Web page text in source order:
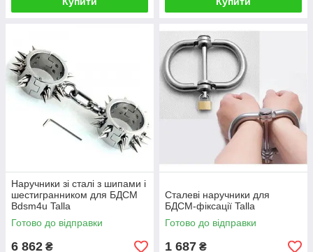
Наручники зі сталі з шипами і
шестигранником для БДСМ
Bdsm4u Talla
Готово до відправки
6 862 ₴
Сталеві наручники для
БДСМ-фіксації Talla
Готово до відправки
1 687 ₴